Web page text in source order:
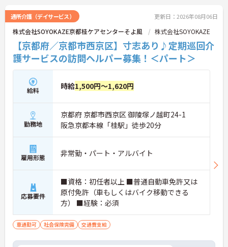
通所介護（デイサービス） 更新日：2026年08月06日
株式会社SOYOKAZE京都桂ケアセンターそよ風 株式会社SOYOKAZE
【京都府／京都市西京区】寸志あり♪定期巡回介
護サービスの訪問ヘルパー募集！＜パート＞
給料 時給1,500円～1,620円
勤務地
京都府 京都市西京区 御陵塚ノ越町24-1
阪急京都本線「桂駅」徒歩20分
雇用形態 非常勤・パート・アルバイト
応募要件
■資格：初任者以上 ■普通自動車免許又は
原付免許（車もしくはバイク移動できる
方） ■経験：必須
車通勤可 社会保険完備 交通費支給